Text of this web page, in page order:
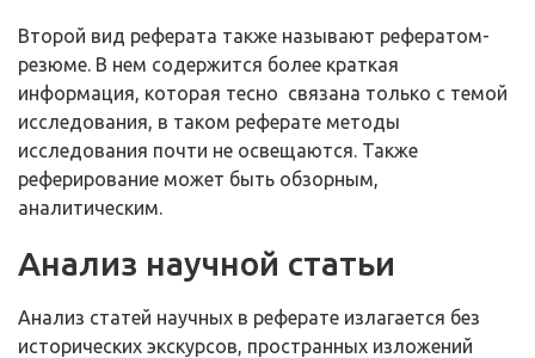
Второй вид реферата также называют рефератом-
резюме. В нем содержится более краткая
информация, которая тесно связана только с темой
исследования, в таком реферате методы
исследования почти не освещаются. Также
реферирование может быть обзорным,
аналитическим.
Анализ научной статьи
Анализ статей научных в реферате излагается без
исторических экскурсов, пространных изложений